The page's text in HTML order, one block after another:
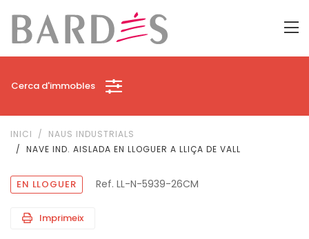
Cerca d'immobles
INICI
NAUS INDUSTRIALS
NAVE IND. AISLADA EN LLOGUER A LLIÇA DE VALL
EN LLOGUER Ref. LL-N-5939-26CM
Imprimeix